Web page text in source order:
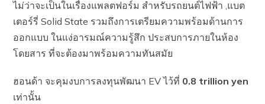
ไม่ว่าจะเป็นในเรื่องแพลตฟอร์ม สำหรับรถยนต์ไฟฟ้า ,แบต
เตอร์รี่ Solid State รวมถึงการเตรียมความพร้อมด้านการ
ออกแบบ ในแง่อารมณ์ความรู้สึก ประสบการภายในห้อง
โดยสาร ที่จะต้องมาพร้อมความทันสมัย
ฮอนด้า จะคุมงบการลงทุนพัฒนา EV ไว้ที่ 0.8 trillion yen
เท่านั้น